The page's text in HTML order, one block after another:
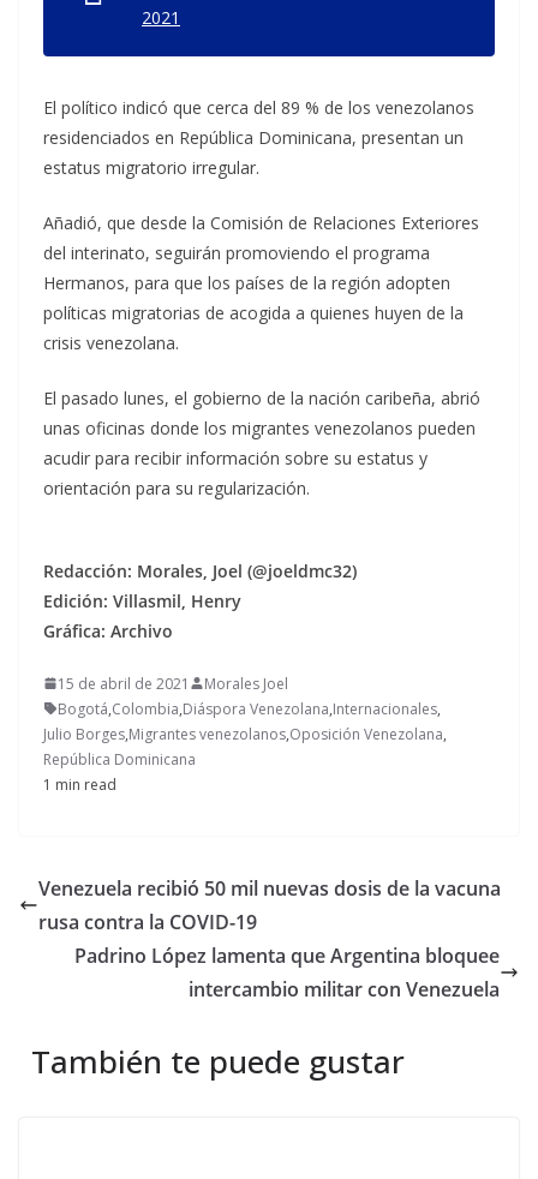
2021
El político indicó que cerca del 89 % de los venezolanos
residenciados en República Dominicana, presentan un
estatus migratorio irregular.
Añadió, que desde la Comisión de Relaciones Exteriores
del interinato, seguirán promoviendo el programa
Hermanos, para que los países de la región adopten
políticas migratorias de acogida a quienes huyen de la
crisis venezolana.
El pasado lunes, el gobierno de la nación caribeña, abrió
unas oficinas donde los migrantes venezolanos pueden
acudir para recibir información sobre su estatus y
orientación para su regularización.
Redacción: Morales, Joel (@joeldmc32)
Edición: Villasmil, Henry
Gráfica: Archivo
15 de abril de 2021
Morales Joel
Bogotá,Colombia,Diáspora Venezolana,Internacionales,
Julio Borges,Migrantes venezolanos,Oposición Venezolana,
República Dominicana
1 min read
Venezuela recibió 50 mil nuevas dosis de la vacuna
rusa contra la COVID-19
Padrino López lamenta que Argentina bloquee
intercambio militar con Venezuela
También te puede gustar